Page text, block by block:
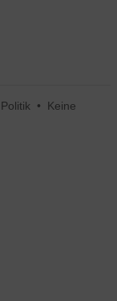
Politik • Keine